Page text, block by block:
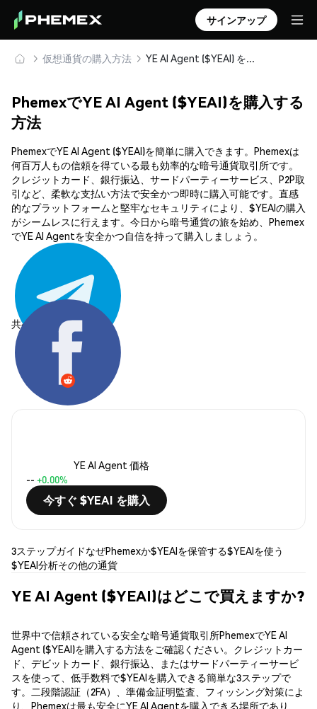
サインアップ
仮想通貨の購入方法 YE AI Agent ($YEAI) を安全に購入・保管
PhemexでYE AI Agent ($YEAI)を購入する
方法
PhemexでYE AI Agent ($YEAI)を簡単に購入できます。Phemexは
何百万人もの信頼を得ている最も効率的な暗号通貨取引所です。
クレジットカード、銀行振込、サードパーティーサービス、P2P取
引など、柔軟な支払い方法で安全かつ即時に購入可能です。直感
的なプラットフォームと堅牢なセキュリティにより、$YEAIの購入
がシームレスに行えます。今日から暗号通貨の旅を始め、Phemex
でYE AI Agentを安全かつ自信を持って購入しましょう。
共有する:
YE AI Agent 価格
-- +0.00%
今すぐ $YEAI を購入
3ステップガイドなぜPhemexか$YEAIを保管する$YEAIを使う
$YEAI分析その他の通貨
YE AI Agent ($YEAI)はどこで買えますか?
世界中で信頼されている安全な暗号通貨取引所PhemexでYE AI
Agent ($YEAI)を購入する方法をご確認ください。クレジットカー
ド、デビットカード、銀行振込、またはサードパーティーサービ
スを使って、低手数料で$YEAIを購入できる簡単な3ステップで
す。二段階認証（2FA）、準備金証明監査、フィッシング対策によ
り、Phemexは最も安全にYE AI Agentを購入できる場所であり、